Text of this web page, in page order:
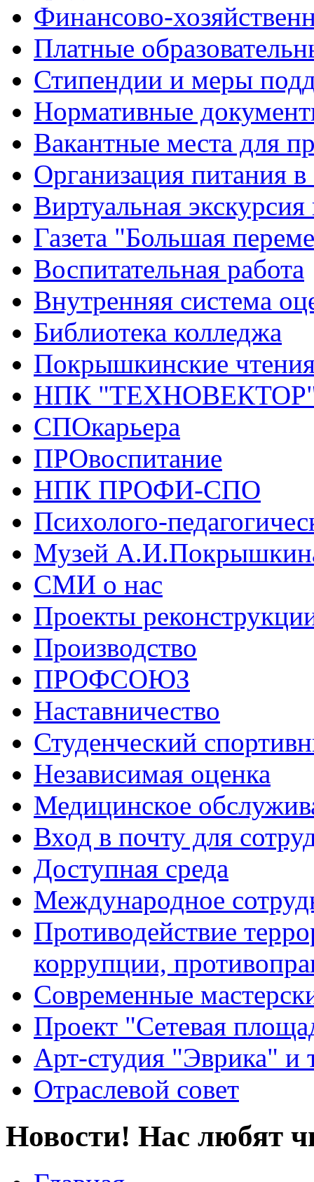
Финансово-
Платные
Стипендии и меры
Нормативные
Вакантные места для
Организация питания в
Виртуальная
Газета "Большая
Воспитательная работа
Внутренняя система
Библиотека колледжа
Покрышкинские
НПК
СПОкарьера
ПРОвоспитание
НПК ПРОФИ-СПО
Психолого-
Музей
СМИ о нас
Проекты
Производство
ПРОФСОЮЗ
Наставничество
Студенческий
Независимая оценка
Медицинское
Вход в почту для
Доступная среда
Международное
Противодействие
коррупции,
Современные
Проект "Сетевая
Арт-студия "Эврика" и
Отраслевой совет
Новости! Нас любят